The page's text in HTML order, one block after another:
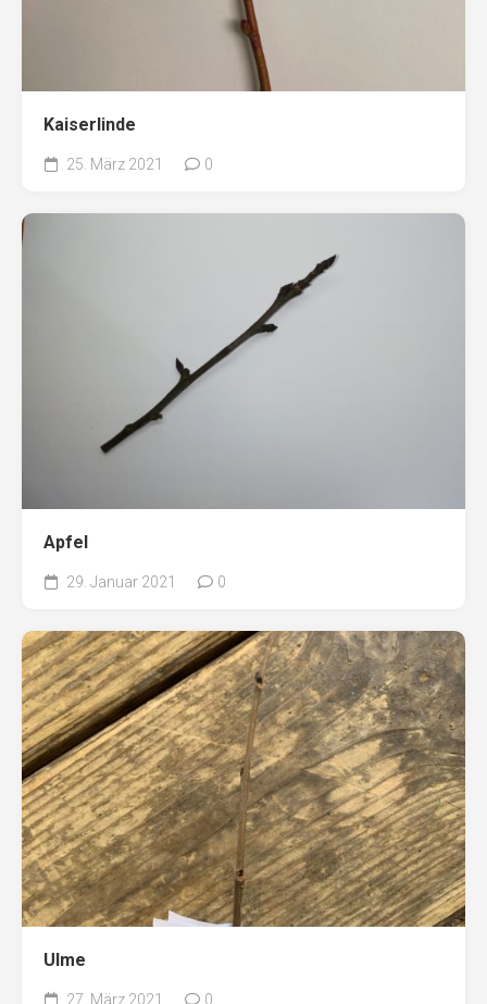
Kaiserlinde
25. März 2021 0
Apfel
29. Januar 2021 0
Ulme
27. März 2021 0